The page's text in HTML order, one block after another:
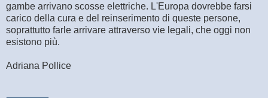
gambe arrivano scosse elettriche. L'Europa dovrebbe farsi
carico della cura e del reinserimento di queste persone,
soprattutto farle arrivare attraverso vie legali, che oggi non
esistono più.
Adriana Pollice